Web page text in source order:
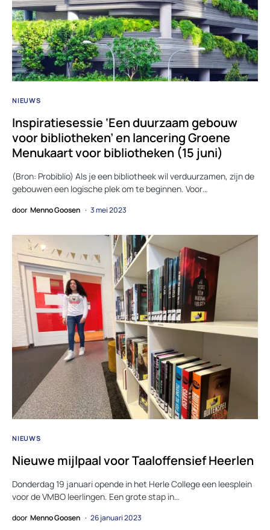
NIEUWS
Inspiratiesessie ‘Een duurzaam gebouw
voor bibliotheken’ en lancering Groene
Menukaart voor bibliotheken (15 juni)
(Bron: Probiblio) Als je een bibliotheek wil verduurzamen, zijn de
gebouwen een logische plek om te beginnen. Voor…
door Menno Goosen 3 mei 2023
NIEUWS
Nieuwe mijlpaal voor Taaloffensief Heerlen
Donderdag 19 januari opende in het Herle College een leesplein
voor de VMBO leerlingen. Een grote stap in…
door Menno Goosen 26 januari 2023